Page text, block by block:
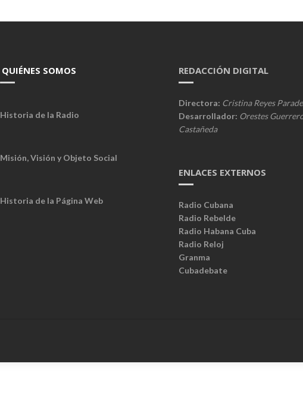
QUIÉNES SOMOS
Historia de la Radio
Misión, Visión y Objeto Social
Historia de la Página Web
REDACCIÓN DIGITAL
Directora: Cristina Reyes
Desarrollador: Orestes
Castañeda
ENLACES EXTERNOS
Radio Cubana
Radio Rebelde
Radio Habana Cuba
Radio Reloj
Granma
Cubadebate